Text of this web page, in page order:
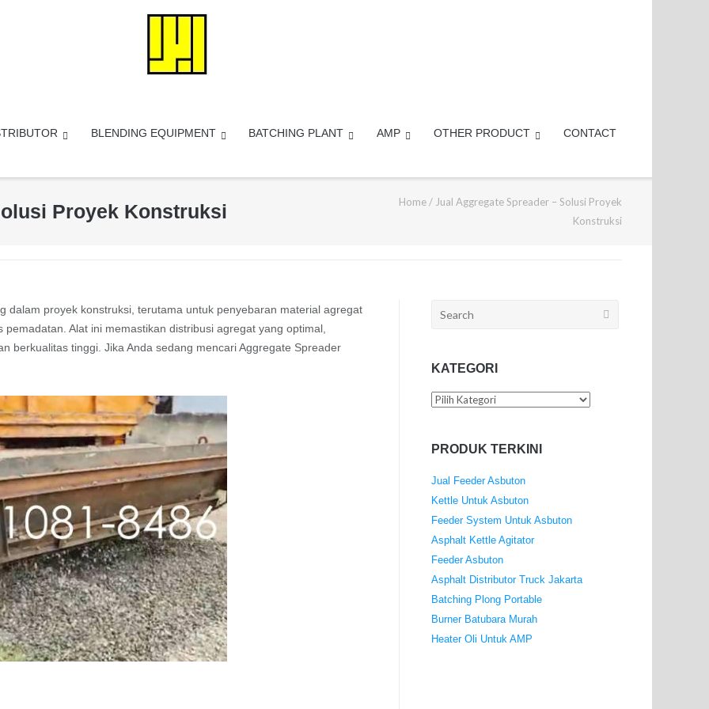
BLENDING EQUIPMENT BATCHING PLANT AMP OTHER PRODUCT CONTACT
Proyek Konstruksi Home / Jual Aggregate Spreader – Solusi Proyek
Konstruksi
dalam proyek konstruksi, terutama untuk penyebaran material agregat
Alat ini memastikan distribusi agregat yang optimal,
berkualitas tinggi. Jika Anda sedang mencari Aggregate Spreader
Search
KATEGORI
Kategori
PRODUK TERKINI
Jual Feeder Asbuton
Kettle Untuk Asbuton
Feeder System Untuk Asbuton
Asphalt Kettle Agitator
Feeder Asbuton
Asphalt Distributor Truck Jakarta
Batching Plong Portable
Burner Batubara Murah
Heater Oli Untuk AMP